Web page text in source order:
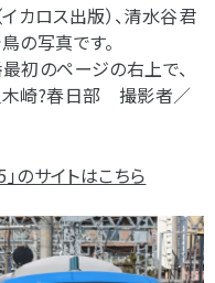
カロス出版）、清水谷君
の写真です。
初のページの右上で、
崎?春日部 撮影者／
のサイトはこちら